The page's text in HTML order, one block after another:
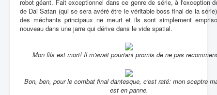
robot géant. Fait exceptionnel dans ce genre de série, à l'exception
de Dai Satan (qui se sera avéré être le véritable boss final de la
des méchants principaux ne meurt et ils sont simplement
nouveau dans une jarre qui dérive dans le vide spatial.
Mon fils est mort! Il m'avait pourtant promis de ne pas
Bon, ben, pour le combat final dantesque, c'est raté: mon sceptre
est en panne.